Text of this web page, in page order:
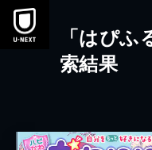
本文へスキップ
「はぴ
索結果